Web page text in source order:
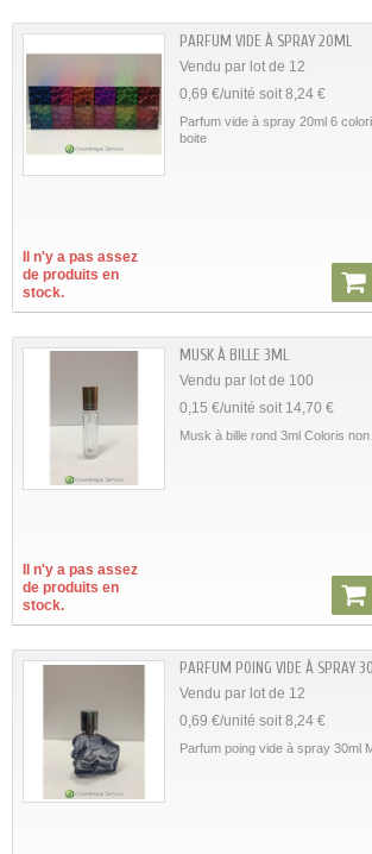
PARFUM VIDE À SPRAY 20ML
Vendu par lot de 12
0,69 €/unité soit 8,24 €
Parfum vide à spray 20ml 6
boite
Il n'y a pas assez
de produits en
stock.
MUSK À BILLE 3ML
Vendu par lot de 100
0,15 €/unité soit 14,70 €
Musk à bille rond 3ml Coloris
Il n'y a pas assez
de produits en
stock.
PARFUM POING VIDE À SPRAY
Vendu par lot de 12
0,69 €/unité soit 8,24 €
Parfum poing vide à spray 30ml